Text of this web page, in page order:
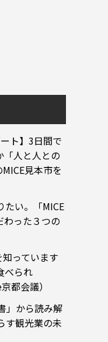
ト】3日間で
「人と人との
見本市を
たい。「MICE
わった３つの
知っています
べられ
都会議）
」から読み解
す観光業の未